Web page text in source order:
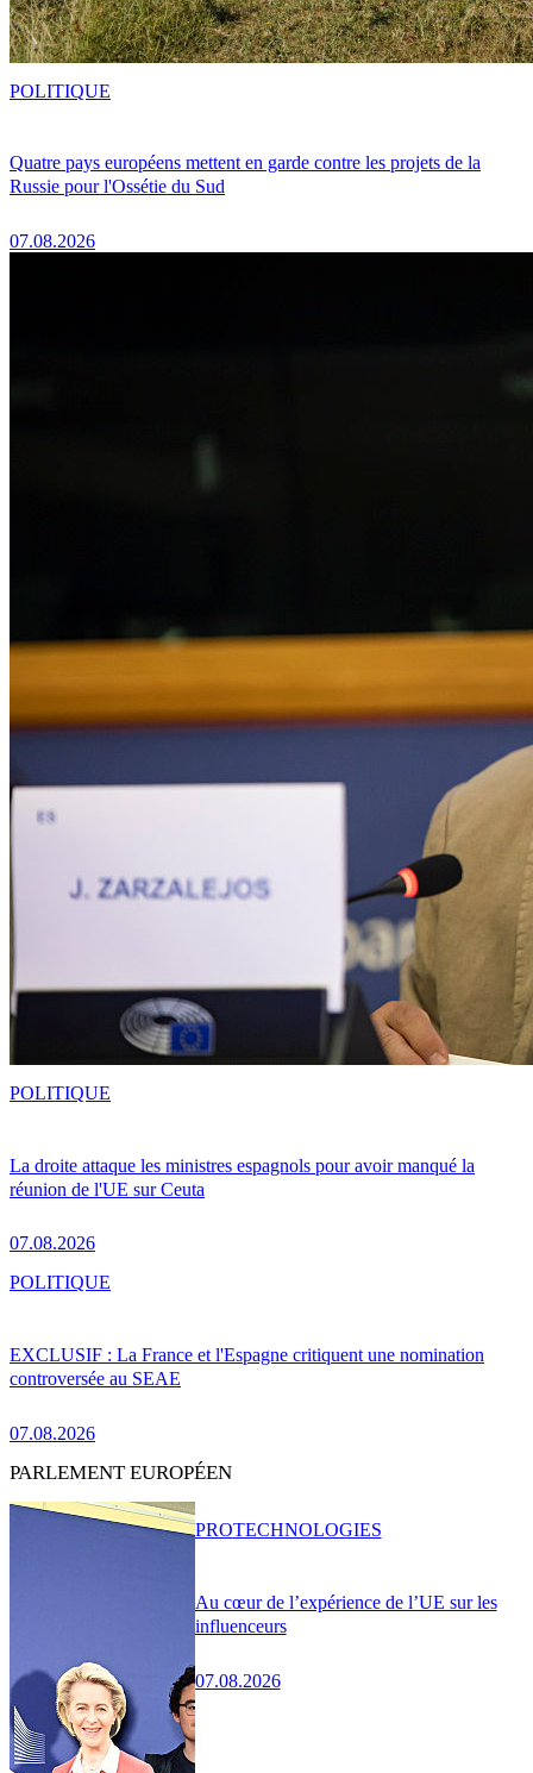
Quatre pays européens mettent en garde contre les projets de la
Russie pour l'Ossétie du Sud
07.08.2026
POLITIQUE
La droite attaque les ministres espagnols pour avoir manqué la
réunion de l'UE sur Ceuta
07.08.2026
POLITIQUE
EXCLUSIF : La France et l'Espagne critiquent une nomination
controversée au SEAE
07.08.2026
POLITIQUE
PARLEMENT EUROPÉEN
Au cœur de l’expérience de l’UE sur les
influenceurs
07.08.2026
PROTECHNOLOGIES